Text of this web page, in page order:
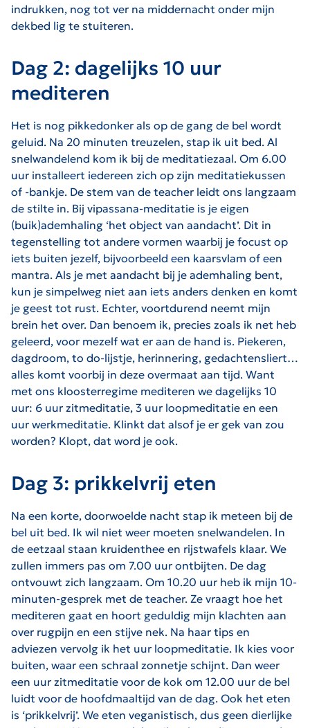
indrukken, nog tot ver na middernacht onder mijn
dekbed lig te stuiteren.
Dag 2: dagelijks 10 uur
mediteren
Het is nog pikkedonker als op de gang de bel wordt
geluid. Na 20 minuten treuzelen, stap ik uit bed. Al
snelwandelend kom ik bij de meditatiezaal. Om 6.00
uur installeert iedereen zich op zijn meditatiekussen
of -bankje. De stem van de teacher leidt ons langzaam
de stilte in. Bij vipassana-meditatie is je eigen
(buik)ademhaling ‘het object van aandacht’. Dit in
tegenstelling tot andere vormen waarbij je focust op
iets buiten jezelf, bijvoorbeeld een kaarsvlam of een
mantra. Als je met aandacht bij je ademhaling bent,
kun je simpelweg niet aan iets anders denken en komt
je geest tot rust. Echter, voortdurend neemt mijn
brein het over. Dan benoem ik, precies zoals ik net heb
geleerd, voor mezelf wat er aan de hand is. Piekeren,
dagdroom, to do-lijstje, herinnering, gedachtensliert…
alles komt voorbij in deze overmaat aan tijd. Want
met ons kloosterregime mediteren we dagelijks 10
uur: 6 uur zitmeditatie, 3 uur loopmeditatie en een
uur werkmeditatie. Klinkt dat alsof je er gek van zou
worden? Klopt, dat word je ook.
Dag 3: prikkelvrij eten
Na een korte, doorwoelde nacht stap ik meteen bij de
bel uit bed. Ik wil niet weer moeten snelwandelen. In
de eetzaal staan kruidenthee en rijstwafels klaar. We
zullen immers pas om 7.00 uur ontbijten. De dag
ontvouwt zich langzaam. Om 10.20 uur heb ik mijn 10-
minuten-gesprek met de teacher. Ze vraagt hoe het
mediteren gaat en hoort geduldig mijn klachten aan
over rugpijn en een stijve nek. Na haar tips en
adviezen vervolg ik het uur loopmeditatie. Ik kies voor
buiten, waar een schraal zonnetje schijnt. Dan weer
een uur zitmeditatie voor de kok om 12.00 uur de bel
luidt voor de hoofdmaaltijd van de dag. Ook het eten
is ‘prikkelvrij’. We eten veganistisch, dus geen dierlijke